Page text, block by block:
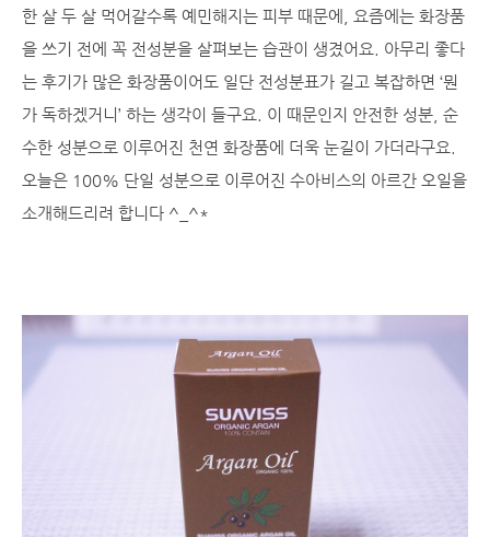
한 살 두 살 먹어갈수록 예민해지는 피부 때문에, 요즘에는 화장품
을 쓰기 전에 꼭 전성분을 살펴보는 습관이 생겼어요. 아무리 좋다
는 후기가 많은 화장품이어도 일단 전성분표가 길고 복잡하면 ‘뭔
가 독하겠거니’ 하는 생각이 들구요. 이 때문인지 안전한 성분, 순
수한 성분으로 이루어진 천연 화장품에 더욱 눈길이 가더라구요.
오늘은 100% 단일 성분으로 이루어진 수아비스의 아르간 오일을
소개해드리려 합니다 ^_^*